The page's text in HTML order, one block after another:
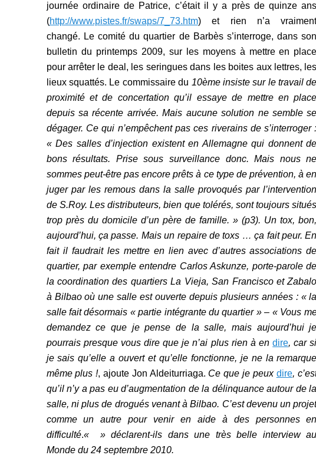
journée ordinaire de Patrice, c’était il y a près de quinze ans
(http://www.pistes.fr/swaps/7_73.htm) et rien n’a
changé. Le comité du quartier de Barbès s’interroge, dans son
bulletin du printemps 2009, sur les moyens à mettre en place
pour arrêter le deal, les seringues dans les boites aux lettres, les
lieux squattés. Le commissaire du 10ème insiste sur le travail de
proximité et de concertation qu’il essaye de mettre en place
depuis sa récente arrivée. Mais aucune solution ne semble se
dégager. Ce qui n’empêchent pas ces riverains de s’interroger :
«Des salles d’injection existent en Allemagne qui donnent de
bons résultats. Prise sous surveillance donc. Mais nous ne
sommes peut-être pas encore prêts à ce type de prévention, à en
juger par les remous dans la salle provoqués par l’intervention
de S.Roy. Les distributeurs, bien que tolérés, sont toujours situés
trop près du domicile d’un père de famille. »(p3). Un tox, bon,
aujourd’hui, ça passe. Mais un repaire de toxs … ça fait peur. En
fait il faudrait les mettre en lien avec d’autres associations de
quartier, par exemple entendre Carlos Askunze, porte-parole de
la coordination des quartiers La Vieja, San Francisco et Zabalo
à Bilbao où une salle est ouverte depuis plusieurs années : « la
salle fait désormais « partie intégrante du quartier »– « Vous
demandez ce que je pense de la salle, mais aujourd’hui je
pourrais presque vous dire que je n’ai plus rien à endire, car si
je sais qu’elle a ouvert et qu’elle fonctionne, je ne la remarque
même plus !, ajoute Jon Aldeiturriaga. Ce que je peux dire,
qu’il n’y a pas eu d’augmentation de la délinquance autour de la
salle, ni plus de drogués venant à Bilbao. C’est devenu un
comme un autre pour venir en aide à des personnes en
difficulté.« »déclarent-ils dans une très belle interview au
Monde du 24 septembre 2010.